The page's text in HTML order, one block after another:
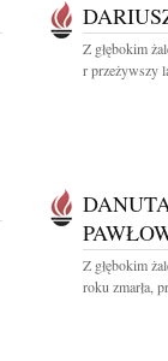
Z głębokim
r przeżywszy
Z głębokim
roku zmarła,